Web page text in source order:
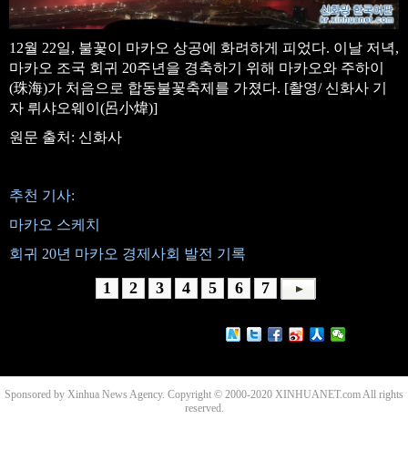
12월 22일, 불꽃이 마카오 상공에 화려하게 피었다. 이날 저녁,
마카오 조국 회귀 20주년을 경축하기 위해 마카오와 주하이
(珠海)가 처음으로 합동불꽃축제를 가졌다. [촬영/ 신화사 기
자 뤼샤오웨이(呂小煒)]
원문 출처: 신화사
추천 기사:
마카오 스케치
회귀 20년 마카오 경제사회 발전 기록
1 2 3 4 5 6 7